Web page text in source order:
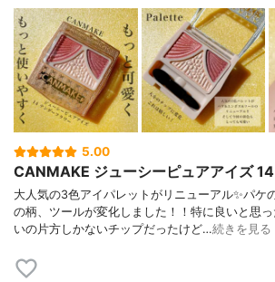
5.00
CANMAKE ジューシーピュアアイズ 14
大人気の3色アイパレットがリニューアル✨パケ
の柄、ツールが変化しました！！特に良いと思
いの片方しかないチップだったけど…続きを見る